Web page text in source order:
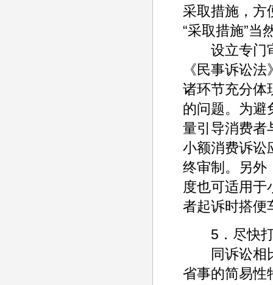
采取措施，方
“采取措施”当
设立专门审
《民事诉讼
诸环节充分体
的问题。为避
量引导消费者
小额消费诉讼
终审制。另外
度也可适用于
者起诉时搭便
5．尽快打
同诉讼相比
省事的简易性